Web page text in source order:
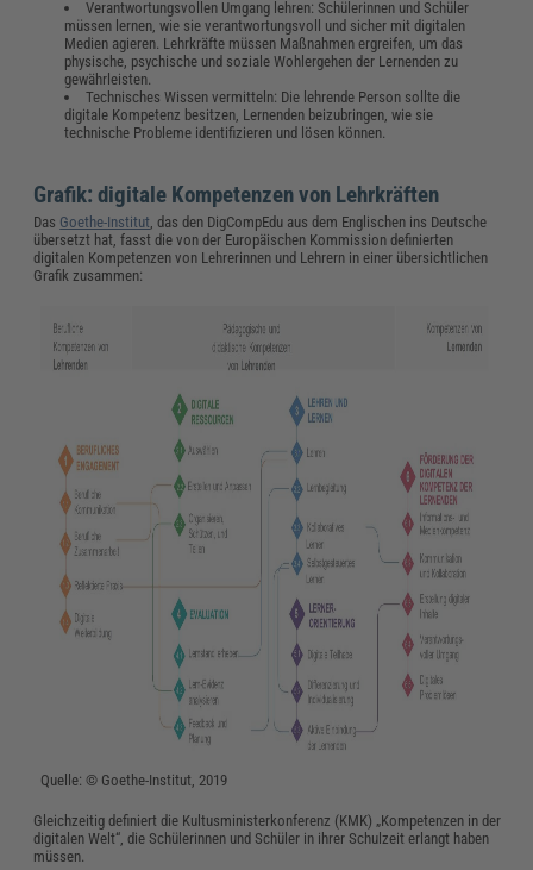
Verantwortungsvollen Umgang lehren: Schülerinnen und Schüler
müssen lernen, wie sie verantwortungsvoll und sicher mit digitalen
Medien agieren. Lehrkräfte müssen Maßnahmen ergreifen, um das
physische, psychische und soziale Wohlergehen der Lernenden zu
gewährleisten.
Technisches Wissen vermitteln: Die lehrende Person sollte die
digitale Kompetenz besitzen, Lernenden beizubringen, wie sie
technische Probleme identifizieren und lösen können.
Grafik: digitale Kompetenzen von Lehrkräften
Das Goethe-Institut , das den DigCompEdu aus dem Englischen ins Deutsche
übersetzt hat, fasst die von der Europäischen Kommission definierten
digitalen Kompetenzen von Lehrerinnen und Lehrern in einer übersichtlichen
Grafik zusammen:
Quelle: © Goethe-Institut, 2019
Gleichzeitig definiert die Kultusministerkonferenz (KMK) „Kompetenzen in der
digitalen Welt“, die Schülerinnen und Schüler in ihrer Schulzeit erlangt haben
müssen.